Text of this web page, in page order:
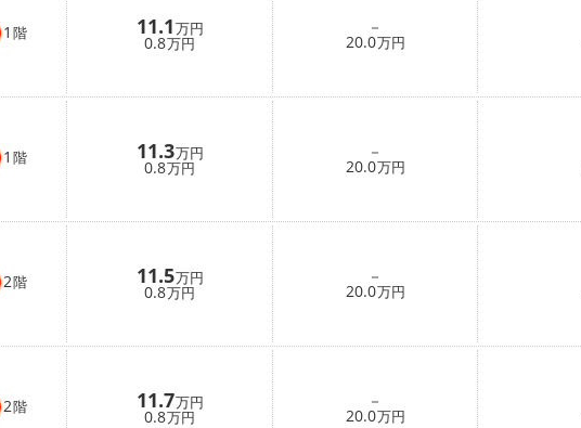
1 階 11.1万円
0.8万円
－
20.0万円
1 階 11.3万円
0.8万円
－
20.0万円
2階 11.5万円
0.8万円
－
20.0万円
2階 11.7万円
0.8万円
－
20.0万円